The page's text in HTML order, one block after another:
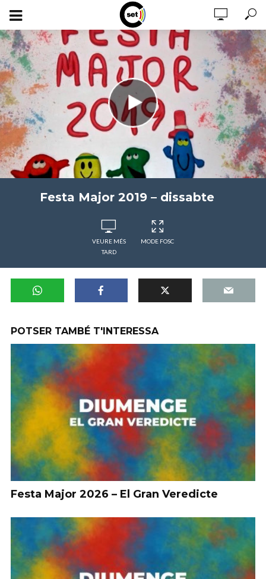
Festa Major 2019 – dissabte
VEURE MÉS
TARD
MODE FOSC
POTSER TAMBÉ T'INTERESSA
Festa Major 2026 – El Gran Veredicte